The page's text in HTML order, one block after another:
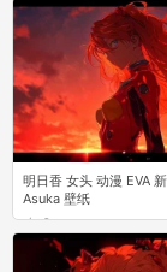
明日香 女头 动漫 EVA
Asuka 壁纸
0